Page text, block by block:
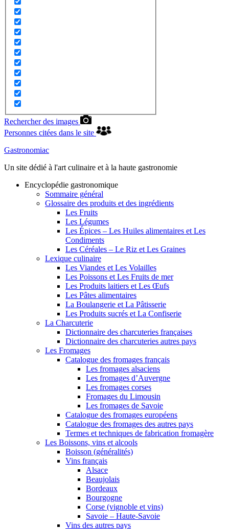
Rechercher des images
Personnes citées dans le site
Gastronomiac
Un site dédié à l'art culinaire et à la haute gastronomie
Encyclopédie gastronomique
Sommaire général
Glossaire des produits et des ingrédients
Les Fruits
Les Légumes
Les Épices – Les Huiles alimentaires et Les
Condiments
Les Céréales – Le Riz et Les Graines
Lexique culinaire
Les Viandes et Les Volailles
Les Poissons et Les Fruits de mer
Les Produits laitiers et Les Œufs
Les Pâtes alimentaires
La Boulangerie et La Pâtisserie
Les Produits sucrés et La Confiserie
La Charcuterie
Dictionnaire des charcuteries françaises
Dictionnaire des charcuteries autres pays
Les Fromages
Catalogue des fromages français
Les fromages alsaciens
Les fromages d’Auvergne
Les fromages corses
Fromages du Limousin
Les fromages de Savoie
Catalogue des fromages européens
Catalogue des fromages des autres pays
Termes et techniques de fabrication fromagère
Les Boissons, vins et alcools
Boisson (généralités)
Vins français
Alsace
Beaujolais
Bordeaux
Bourgogne
Corse (vignoble et vins)
Savoie – Haute-Savoie
Vins des autres pays